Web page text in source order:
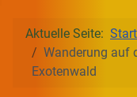
Aktuelle Seite:
Wanderung auf
Exotenwald